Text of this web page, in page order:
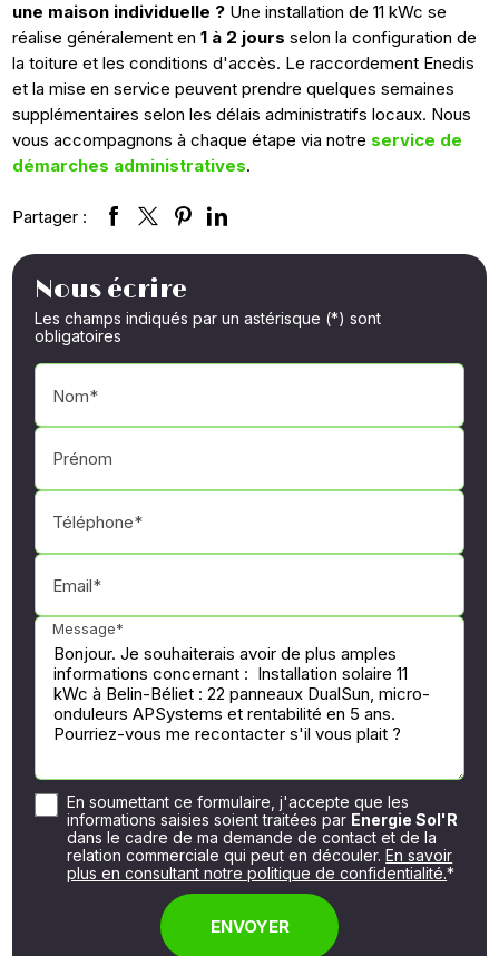
une maison individuelle ? Une installation de 11 kWc se
réalise généralement en1 à 2 jours selon la configuration de
la toiture et les conditions d'accès. Le raccordement Enedis
et la mise en service peuvent prendre quelques semaines
supplémentaires selon les délais administratifs locaux. Nous
vous accompagnons à chaque étape via notre service de
démarches administratives.
Partager :
Nous écrire
Les champs indiqués par un astérisque (*) sont
obligatoires
Nom*
Prénom
Téléphone*
Email*
Message*
En soumettant ce formulaire, j'accepte que les
informations saisies soient traitées par Energie Sol'R
dans le cadre de ma demande de contact et de la
relation commerciale qui peut en découler.En savoir
plus en consultant notre politique de confidentialité.*